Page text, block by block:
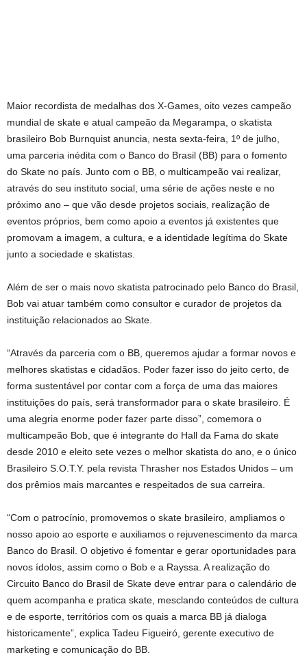
Maior recordista de medalhas dos X-Games, oito vezes campeão
mundial de skate e atual campeão da Megarampa, o skatista
brasileiro Bob Burnquist anuncia, nesta sexta-feira, 1º de julho,
uma parceria inédita com o Banco do Brasil (BB) para o fomento
do Skate no país. Junto com o BB, o multicampeão vai realizar,
através do seu instituto social, uma série de ações neste e no
próximo ano – que vão desde projetos sociais, realização de
eventos próprios, bem como apoio a eventos já existentes que
promovam a imagem, a cultura, e a identidade legítima do Skate
junto a sociedade e skatistas.
Além de ser o mais novo skatista patrocinado pelo Banco do Brasil,
Bob vai atuar também como consultor e curador de projetos da
instituição relacionados ao Skate.
“Através da parceria com o BB, queremos ajudar a formar novos e
melhores skatistas e cidadãos. Poder fazer isso do jeito certo, de
forma sustentável por contar com a força de uma das maiores
instituições do país, será transformador para o skate brasileiro. É
uma alegria enorme poder fazer parte disso”, comemora o
multicampeão Bob, que é integrante do Hall da Fama do skate
desde 2010 e eleito sete vezes o melhor skatista do ano, e o único
Brasileiro S.O.T.Y. pela revista Thrasher nos Estados Unidos – um
dos prêmios mais marcantes e respeitados de sua carreira.
“Com o patrocínio, promovemos o skate brasileiro, ampliamos o
nosso apoio ao esporte e auxiliamos o rejuvenescimento da marca
Banco do Brasil. O objetivo é fomentar e gerar oportunidades para
novos ídolos, assim como o Bob e a Rayssa. A realização do
Circuito Banco do Brasil de Skate deve entrar para o calendário de
quem acompanha e pratica skate, mesclando conteúdos de cultura
e de esporte, territórios com os quais a marca BB já dialoga
historicamente”, explica Tadeu Figueiró, gerente executivo de
marketing e comunicação do BB.